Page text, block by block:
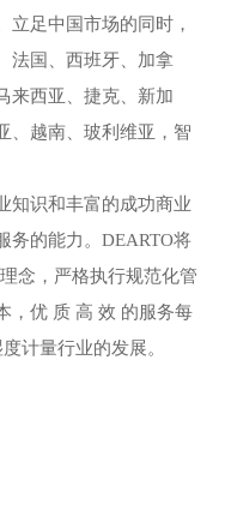
立足中国市场的同时，
法国、西班牙、加拿
来西亚、捷克、新加
、越南、玻利维亚，智
知识和丰富的成功商业
务的能力。DEARTO将
念，严格执行规范化管
，优 质 高 效 的服务每
计量行业的发展。